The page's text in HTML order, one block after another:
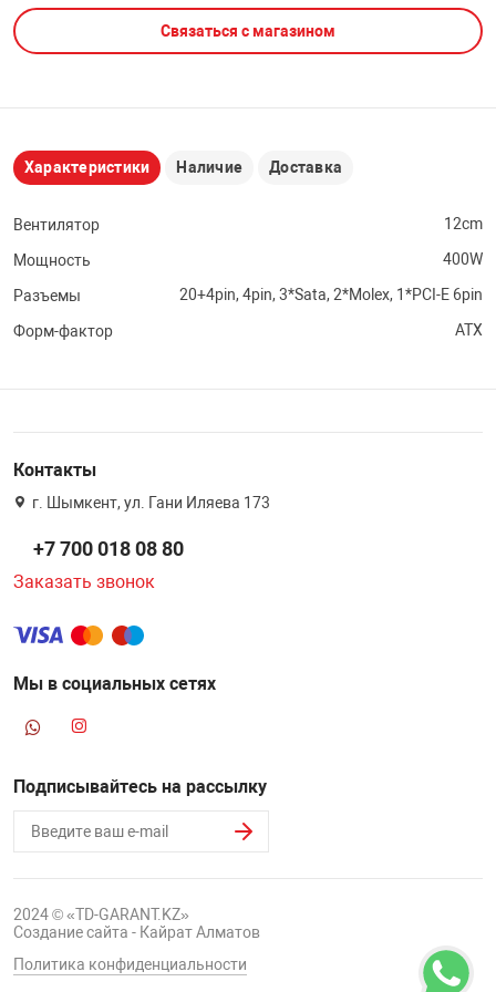
PCI АДАПТЕРЫ
USB
НАБОР ДЛЯ
CD-DVD ДИСКИ
ЛЕНТА ДЛЯ
ДОМА
ТЕХНИКА
Связаться с магазином
Характеристики Наличие Доставка
Вентилятор 12cm
Мощность 400W
Разъемы 20+4pin, 4pin, 3*Sata, 2*Molex, 1*PCI-E 6pin
Форм-фактор ATX
Контакты
г. Шымкент, ул. Гани Иляева 173
+7 700 018 08 80
Заказать звонок
Мы в социальных сетях
Подписывайтесь на рассылку
2024 © «TD-GARANT.KZ»
Создание сайта - Кайрат Алматов
Политика конфиденциальности